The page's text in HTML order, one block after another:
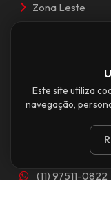
Zona Leste
Contato
Av. Paulista,
São Paulo, SP -
(11) 97511-0822
Este site utiliza
navegação,